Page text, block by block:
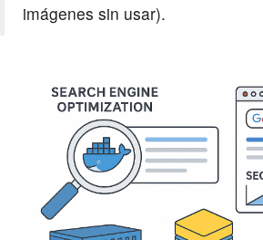
imágenes sin usar).